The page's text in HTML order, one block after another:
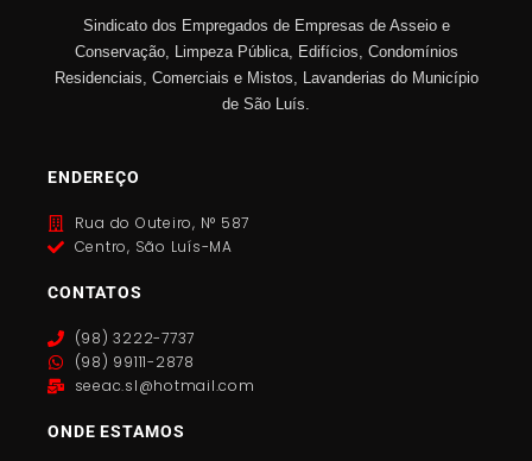
Sindicato dos Empregados de Empresas de Asseio e
Conservação, Limpeza Pública, Edifícios, Condomínios
Residenciais, Comerciais e Mistos, Lavanderias do Município
de São Luís.
ENDEREÇO
Rua do Outeiro, N° 587
Centro, São Luís-MA
CONTATOS
(98) 3222-7737
(98) 99111-2878
seeac.sl@hotmail.com
ONDE ESTAMOS